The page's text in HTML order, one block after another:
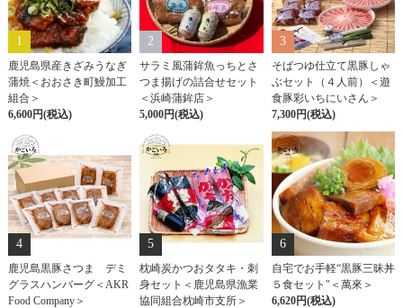
1
鹿児島県産きざみうなぎ
蒲焼＜おおさき町鰻加工
組合＞
6,600円(税込)
2
サラミ風蒲鉾魚っちとさ
つま揚げの詰合せセット
＜浜崎蒲鉾店＞
5,000円(税込)
3
そばつゆ仕立て黒豚しゃ
ぶセット（４人前）＜遊
食豚彩いちにいさん＞
7,300円(税込)
4
鹿児島黒豚さつま デミ
グラスハンバーグ＜AKR
Food Company＞
5
枕崎炭かつおタタキ・刺
身セット＜鹿児島県漁業
協同組合枕崎市支所＞
6
自宅でお手軽“黒豚三昧丼
５食セット"＜萬來＞
6,620円(税込)